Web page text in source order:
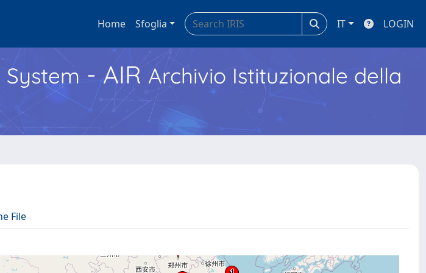
Home Sfoglia IT LOGIN
- AIR Archivio Istituzionale della
File